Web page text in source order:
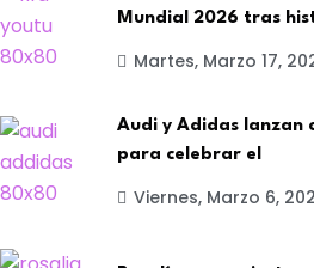
Mundial 2026 tras
Martes, Marzo 17,
Audi y Adidas lanzan
para celebrar el
Viernes, Marzo 6,